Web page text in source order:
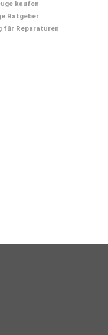
kaufen
Ratgeber
für Reparaturen